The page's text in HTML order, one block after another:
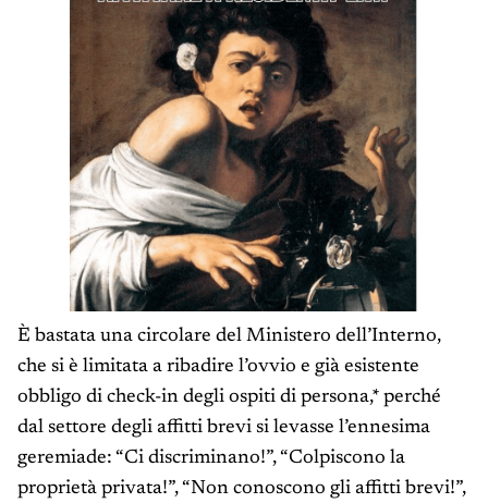
È bastata una circolare del Ministero dell’Interno,
che si è limitata a ribadire l’ovvio e già esistente
obbligo di check-in degli ospiti di persona,* perché
dal settore degli affitti brevi si levasse l’ennesima
geremiade: “Ci discriminano!”, “Colpiscono la
proprietà privata!”, “Non conoscono gli affitti brevi!”,